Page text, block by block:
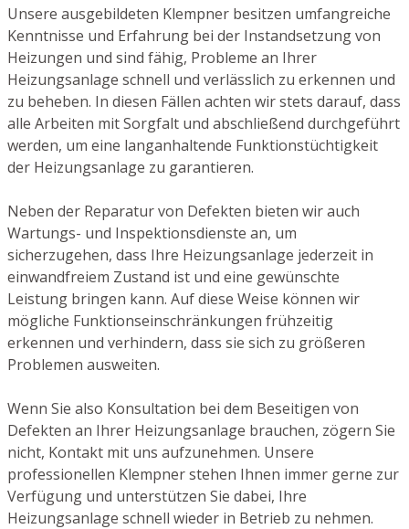
Unsere ausgebildeten Klempner besitzen umfangreiche
Kenntnisse und Erfahrung bei der Instandsetzung von
Heizungen und sind fähig, Probleme an Ihrer
Heizungsanlage schnell und verlässlich zu erkennen und
zu beheben. In diesen Fällen achten wir stets darauf, dass
alle Arbeiten mit Sorgfalt und abschließend durchgeführt
werden, um eine langanhaltende Funktionstüchtigkeit
der Heizungsanlage zu garantieren.
Neben der Reparatur von Defekten bieten wir auch
Wartungs- und Inspektionsdienste an, um
sicherzugehen, dass Ihre Heizungsanlage jederzeit in
einwandfreiem Zustand ist und eine gewünschte
Leistung bringen kann. Auf diese Weise können wir
mögliche Funktionseinschränkungen frühzeitig
erkennen und verhindern, dass sie sich zu größeren
Problemen ausweiten.
Wenn Sie also Konsultation bei dem Beseitigen von
Defekten an Ihrer Heizungsanlage brauchen, zögern Sie
nicht, Kontakt mit uns aufzunehmen. Unsere
professionellen Klempner stehen Ihnen immer gerne zur
Verfügung und unterstützen Sie dabei, Ihre
Heizungsanlage schnell wieder in Betrieb zu nehmen.